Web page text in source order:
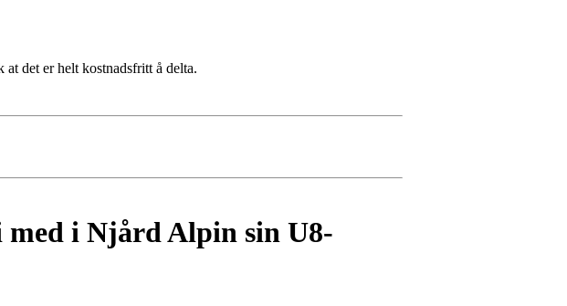
at det er helt kostnadsfritt å delta.
med i Njård Alpin sin U8-